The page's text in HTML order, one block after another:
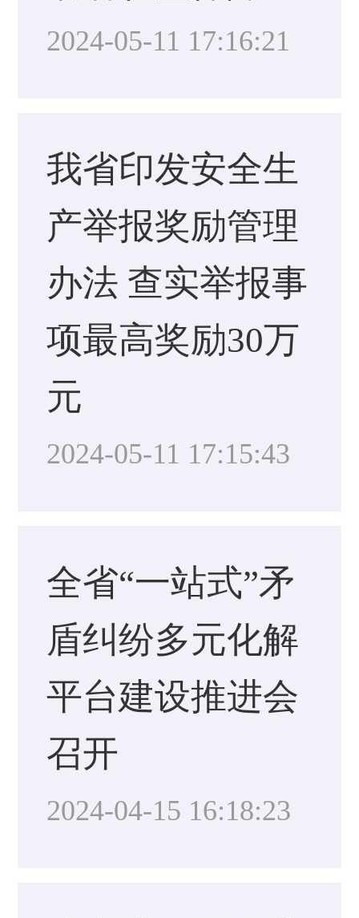
2024-05-11 17:16:21
我省印发安全生
产举报奖励管理
办法 查实举报事
项最高奖励30万
元
2024-05-11 17:15:43
全省“一站式”矛
盾纠纷多元化解
平台建设推进会
召开
2024-04-15 16:18:23